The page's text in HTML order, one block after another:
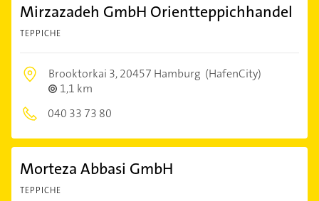
Mirzazadeh GmbH Orientteppichhandel
TEPPICHE
Brooktorkai 3,20457 Hamburg (HafenCity)
1,1 km
040 33 73 80
Morteza Abbasi GmbH
TEPPICHE